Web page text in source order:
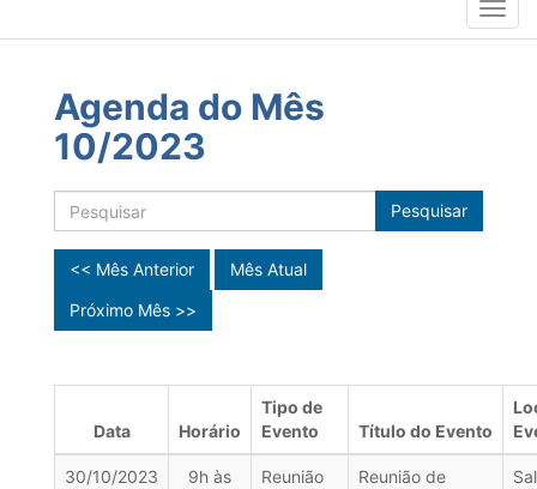
Agenda do Mês
10/2023
Pesquisar
<< Mês Anterior
Mês Atual
Próximo Mês >>
Data Horário
Tipo de
Evento
Título do Evento
30/10/2023
9h às
Reunião
Reunião de